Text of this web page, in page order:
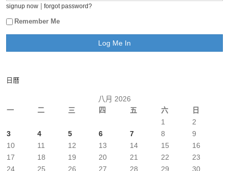
signup now forgot password?
Remember Me
日曆
八月 2026
一
二 三 四 五 六
日
1
2
3
4 5 6 7 8
9
10
11 12 13 14 15
16
17
18 19 20 21 22
23
24
25 26 27 28 29 30